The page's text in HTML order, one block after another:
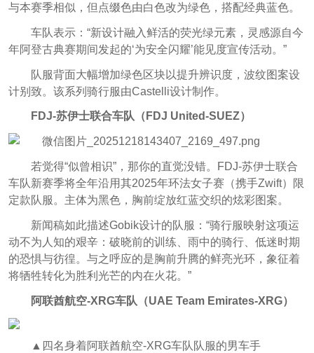
与本赛季相似，但点缀色由白色改为绿色，搭配经典蓝色。
车队表示：“新设计融入鲜活的荧光绿元素，灵感源自今
年阿登古典赛期间发起的‘为安全闪耀’能见度宣传活动。”
队服背面大幅增加绿色区块以提升辨识度，波纹图案设
计别致。该系列骑行服由Castelli设计制作。
FDJ-苏伊士联合车队（ FDJ United-SUEZ）
若觉得“似曾相识”，那你的直觉没错。FDJ-苏伊士联合
车队新赛季将全年沿用其2025年环法女子赛（携手Zwift）限
定款队服。主体为黑色，胸前绽放红蓝交织的炫彩图案。
新闻稿如此描述Gobik设计的队服：“骑行服映射这项运
动不为人知的艰辛：破晓前的训练、雨中的骑行、低迷时期
的恐惧与彷徨。与之呼应的是胸前升腾的鲜亮光环，象征着
将牺牲转化为胜利光芒的内在火花。”
阿联酋航空-XRG车队（UAE Team Emirates-XRG）
▲四名身着阿联酋航空-XRG车队队服的男车手